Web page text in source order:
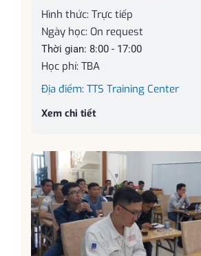
Hình thức: Trực tiếp
Ngày học: On request
Thời gian: 8:00 - 17:00
Học phí: TBA
Địa điểm: TTS Training Center
Xem chi tiết